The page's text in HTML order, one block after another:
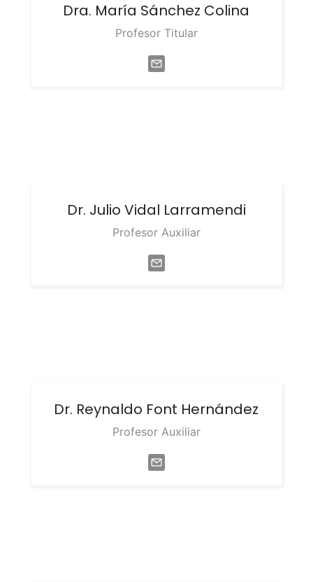
Dra. María Sánchez Colina
Profesor Titular
Dr. Julio Vidal Larramendi
Profesor Auxiliar
Dr. Reynaldo Font Hernández
Profesor Auxiliar